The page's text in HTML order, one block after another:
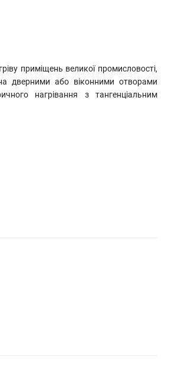
приміщень великої промисловості,
дверними або віконними отворами
нагрівання з тангенціальним